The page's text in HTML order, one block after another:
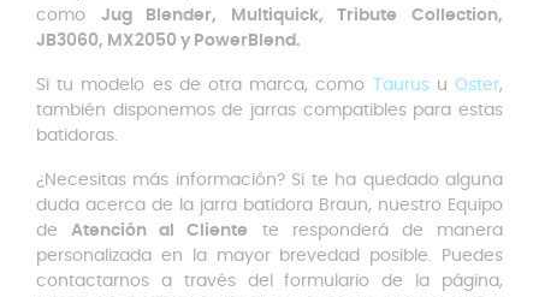
como Jug Blender, Multiquick, Tribute Collection,
JB3060, MX2050 y PowerBlend.
Si tu modelo es de otra marca, como Taurus uOster,
también disponemos de jarras compatibles para estas
batidoras.
¿Necesitas más información? Si te ha quedado alguna
duda acerca de la jarra batidora Braun, nuestro Equipo
deAtención al Cliente
te responderá de manera
personalizada en la mayor brevedad posible. Puedes
contactarnos a través del formulario de la página,